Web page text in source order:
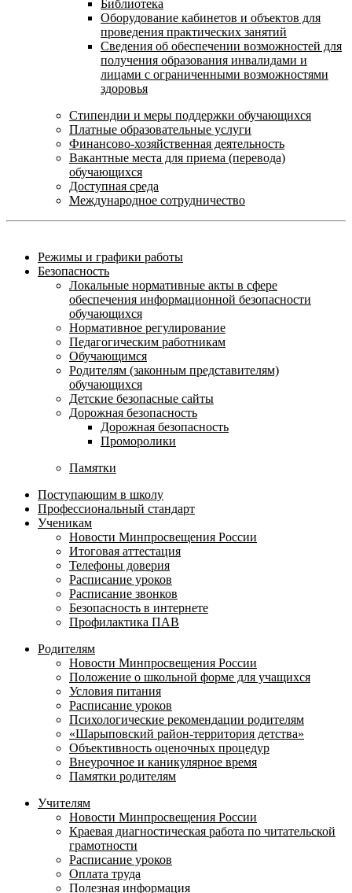
Библиотека
Оборудование кабинетов и объектов для
проведения практических занятий
Сведения об обеспечении возможностей для
получения образования инвалидами и
лицами с ограниченными возможностями
здоровья
Стипендии и меры поддержки обучающихся
Платные образовательные услуги
Финансово-хозяйственная деятельность
Вакантные места для приема (перевода)
обучающихся
Доступная среда
Международное сотрудничество
Режимы и графики работы
Безопасность
Локальные нормативные акты в сфере
обеспечения информационной безопасности
обучающихся
Нормативное регулирование
Педагогическим работникам
Обучающимся
Родителям (законным представителям)
обучающихся
Детские безопасные сайты
Дорожная безопасность
Дорожная безопасность
Проморолики
Памятки
Поступающим в школу
Профессиональный стандарт
Ученикам
Новости Минпросвещения России
Итоговая аттестация
Телефоны доверия
Расписание уроков
Расписание звонков
Безопасность в интернете
Профилактика ПАВ
Родителям
Новости Минпросвещения России
Положение о школьной форме для учащихся
Условия питания
Расписание уроков
Психологические рекомендации родителям
«Шарыповский район-территория детства»
Объективность оценочных процедур
Внеурочное и каникулярное время
Памятки родителям
Учителям
Новости Минпросвещения России
Краевая диагностическая работа по читательской
грамотности
Расписание уроков
Оплата труда
Полезная информация